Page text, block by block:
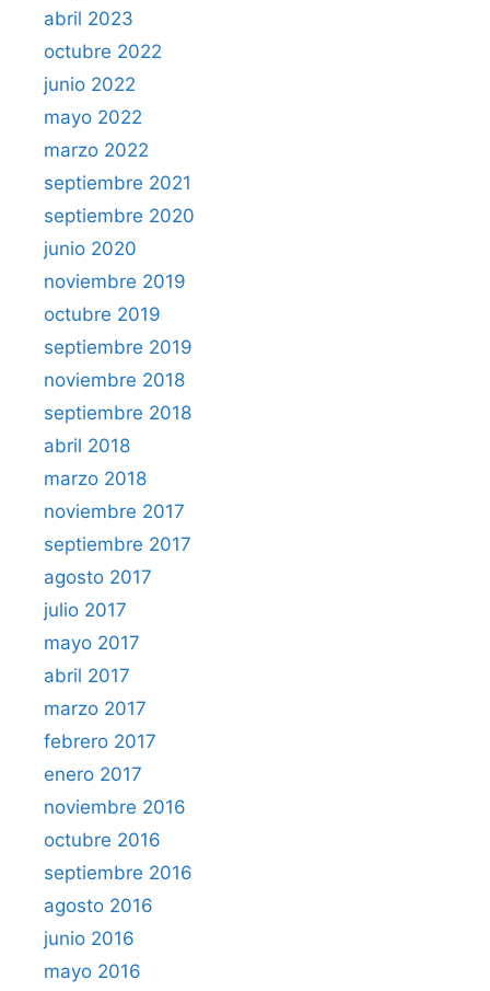
abril 2023
octubre 2022
junio 2022
mayo 2022
marzo 2022
septiembre 2021
septiembre 2020
junio 2020
noviembre 2019
octubre 2019
septiembre 2019
noviembre 2018
septiembre 2018
abril 2018
marzo 2018
noviembre 2017
septiembre 2017
agosto 2017
julio 2017
mayo 2017
abril 2017
marzo 2017
febrero 2017
enero 2017
noviembre 2016
octubre 2016
septiembre 2016
agosto 2016
junio 2016
mayo 2016